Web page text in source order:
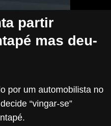
partir
mas deu-
por um automobilista no
“vingar-se”